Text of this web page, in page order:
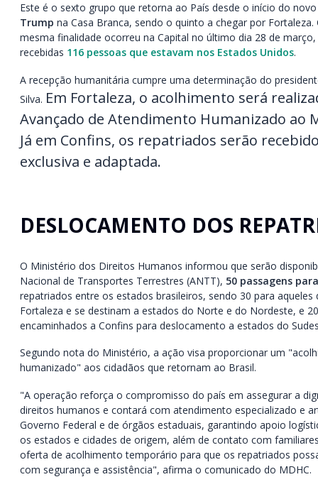
Este é o sexto grupo que retorna ao País desde o início do
Trump na Casa Branca, sendo o quinto a chegar por
mesma finalidade ocorreu na Capital no último dia 28 de
recebidas 116 pessoas que estavam nos Estados Unidos.
A recepção humanitária cumpre uma determinação do
Silva. Em Fortaleza, o acolhimento será
Avançado de Atendimento Humanizado ao
Já em Confins, os repatriados serão
exclusiva e adaptada.
DESLOCAMENTO DOS
O Ministério dos Direitos Humanos informou que serão
Nacional de Transportes Terrestres (ANTT), 50 passagens
repatriados entre os estados brasileiros, sendo 30 para
Fortaleza e se destinam a estados do Norte e do Nordeste, e
encaminhados a Confins para deslocamento a estados do
Segundo nota do Ministério, a ação visa proporcionar um
humanizado" aos cidadãos que retornam ao Brasil.
"A operação reforça o compromisso do país em assegurar a
direitos humanos e contará com atendimento especializado e
Governo Federal e de órgãos estaduais, garantindo apoio
os estados e cidades de origem, além de contato com
oferta de acolhimento temporário para que os repatriados
com segurança e assistência", afirma o comunicado do MDHC.